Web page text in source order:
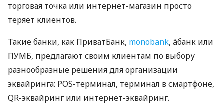
торговая точка или интернет-магазин просто
теряет клиентов.
Такие банки, как ПриватБанк, monobank, àбанк или
ПУМБ, предлагают своим клиентам по выбору
разнообразные решения для организации
эквайринга: POS-терминал, терминал в смартфоне,
QR-эквайринг или интернет-эквайринг.